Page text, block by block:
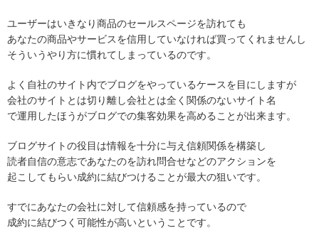
ユーザーはいきなり商品のセールスページを訪れても
あなたの商品やサービスを信用していなければ買ってくれませんし
そういうやり方に慣れてしまっているのです。
よく自社のサイト内でブログをやっているケースを目にしますが
会社のサイトとは切り離し会社とは全く関係のないサイト名
で運用したほうがブログでの集客効果を高めることが出来ます。
ブログサイトの役目は情報を十分に与え信頼関係を構築し
読者自信の意志であなたのを訪れ問合せなどのアクションを
起こしてもらい成約に結びつけることが最大の狙いです。
すでにあなたの会社に対して信頼感を持っているので
成約に結びつく可能性が高いということです。